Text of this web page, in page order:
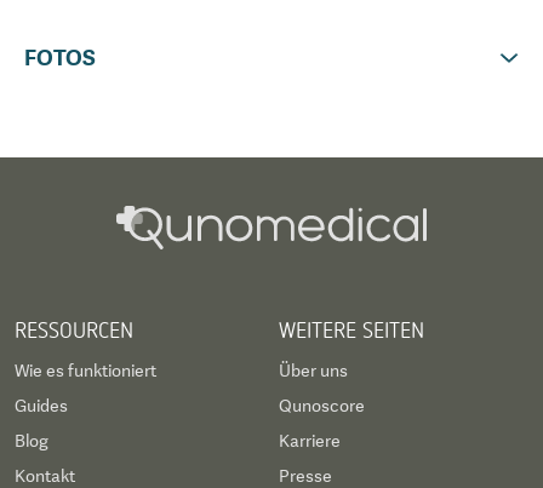
FOTOS
RESSOURCEN
Wie es funktioniert
Guides
Blog
Kontakt
WEITERE SEITEN
Über uns
Qunoscore
Karriere
Presse